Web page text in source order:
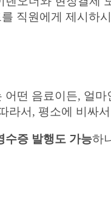
직원에게 제시하
어떤 음료이든, 얼
라서, 평소에 비싸
수증 발행도 가능하